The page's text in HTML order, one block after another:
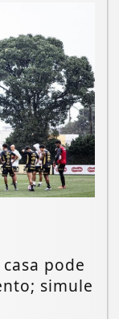
pode
simule